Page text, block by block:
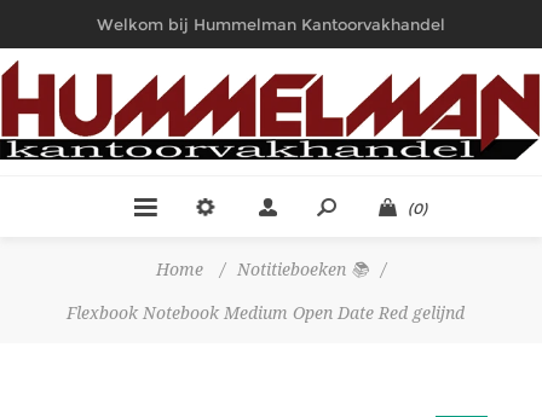
Welkom bij Hummelman Kantoorvakhandel
(0)
Home / Notitieboeken 📚 /
Flexbook Notebook Medium Open Date Red gelijnd